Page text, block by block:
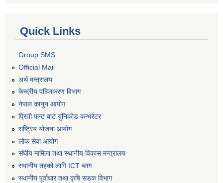
Quick Links
Group SMS
Official Mail
अर्थ मन्त्रालय
केन्द्रीय पञ्जिकरण विभाग
नेपाल कानुन आयोग
प्रिती फन्ट बाट युनिकोड कन्भर्रटर
राष्ट्रिय योजना आयोग
लोक सेवा आयोग
संघीय मामिला तथा स्थानीय विकास मन्त्रालय
स्थानीय तहको लागि ICT ब्लग
स्थानीय पूर्वाधार तथा कृषि सडक विभाग